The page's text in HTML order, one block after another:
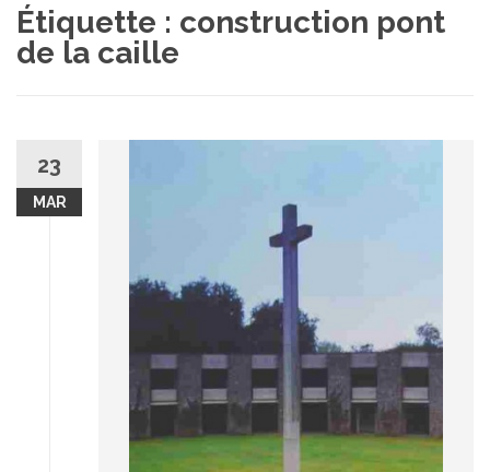
Étiquette : construction pont
de la caille
23
MAR